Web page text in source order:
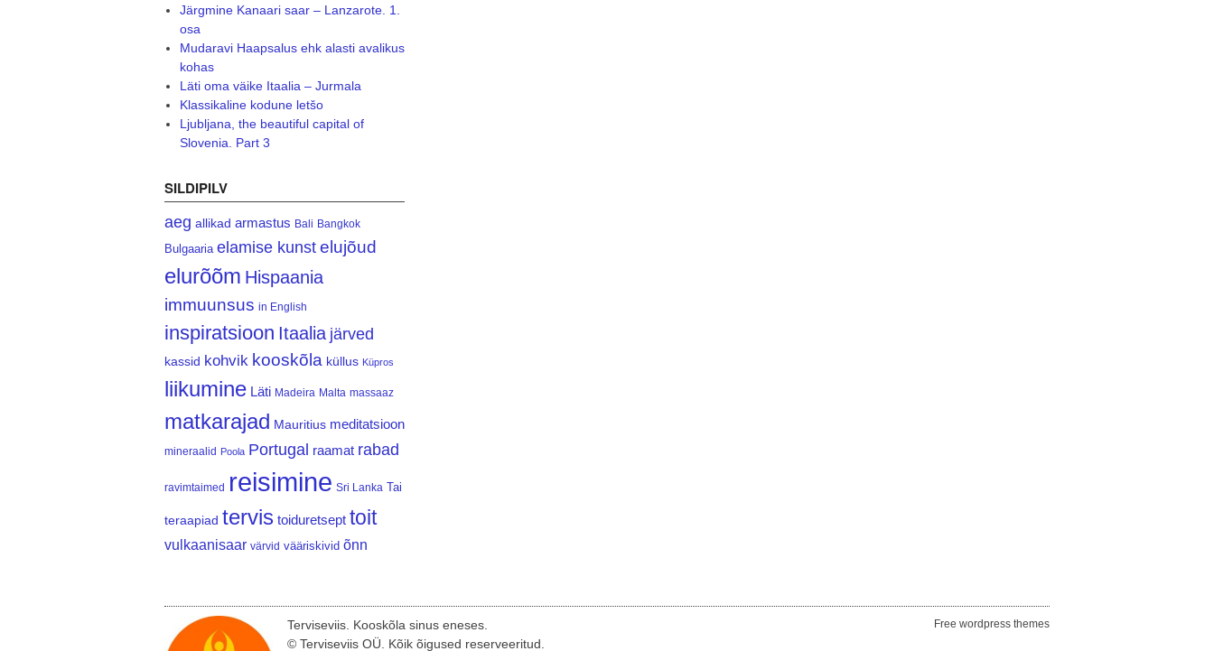
Järgmine Kanaari saar – Lanzarote. 1.
osa
Mudaravi Haapsalus ehk alasti avalikus
kohas
Läti oma väike Itaalia – Jurmala
Klassikaline kodune letšo
Ljubljana, the beautiful capital of
Slovenia. Part 3
SILDIPILV
aeg allikad armastus Bali Bangkok
Bulgaaria elamise kunst elujõud
elurõõm Hispaania
immuunsus in English
inspiratsioon Itaalia järved
kassid kohvik kooskõla küllus Küpros
liikumine Läti Madeira Malta massaaz
matkarajad Mauritius meditatsioon
mineraalid Poola Portugal raamat rabad
ravimtaimed reisimine Sri Lanka Tai
teraapiad tervis toiduretsept toit
vulkaanisaar värvid vääriskivid õnn
Terviseviis. Kooskõla sinus eneses.
© Terviseviis OÜ. Kõik õigused reserveeritud.
Free wordpress themes